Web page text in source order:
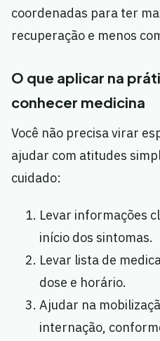
coordenadas para ter
recuperação e menos
O que aplicar na
conhecer medicina
Você não precisa virar
ajudar com atitudes
cuidado:
Levar informações
início dos sintomas.
Levar lista de
dose e horário.
Ajudar na
internação,